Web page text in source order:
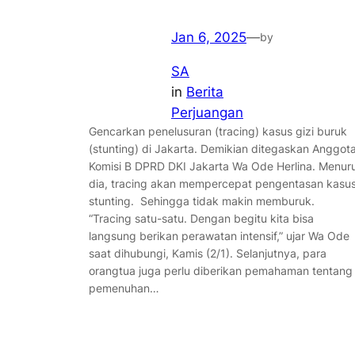
Jan 6, 2025—by
SA
in Berita
Perjuangan
Gencarkan penelusuran (tracing) kasus gizi buruk
(stunting) di Jakarta. Demikian ditegaskan Anggota
Komisi B DPRD DKI Jakarta Wa Ode Herlina.
dia, tracing akan mempercepat pengentasan
stunting. Sehingga tidak makin memburuk.
“Tracing satu-satu. Dengan begitu kita bisa
langsung berikan perawatan intensif,” ujar Wa Ode
saat dihubungi, Kamis (2/1). Selanjutnya, para
orangtua juga perlu diberikan pemahaman tentang
pemenuhan…